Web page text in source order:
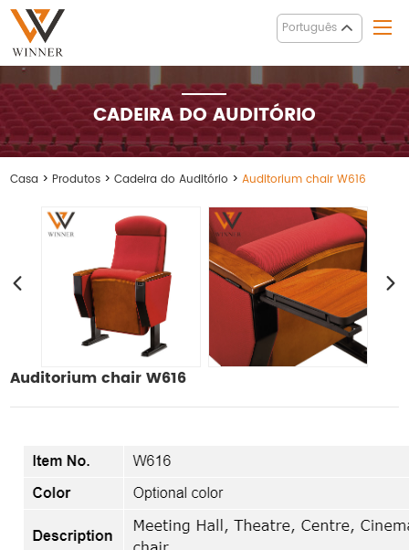
Português
CADEIRA DO AUDITÓRIO
Casa > Produtos >Cadeira do Auditório >Auditorium chair W616
Auditorium chair W616